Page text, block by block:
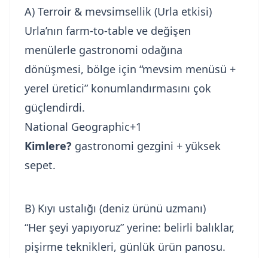
A) Terroir & mevsimsellik (Urla etkisi)
Urla’nın farm-to-table ve değişen
menülerle gastronomi odağına
dönüşmesi, bölge için “mevsim menüsü +
yerel üretici” konumlandırmasını çok
güçlendirdi.
National Geographic+1
Kimlere? gastronomi gezgini + yüksek
sepet.
B) Kıyı ustalığı (deniz ürünü uzmanı)
“Her şeyi yapıyoruz” yerine: belirli balıklar,
pişirme teknikleri, günlük ürün panosu.